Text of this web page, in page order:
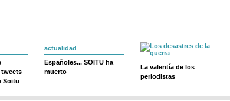
Soitu
actualidad
Españoles... SOITU ha
muerto
La valentía de los
periodistas